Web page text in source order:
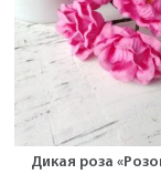
Дикая роза